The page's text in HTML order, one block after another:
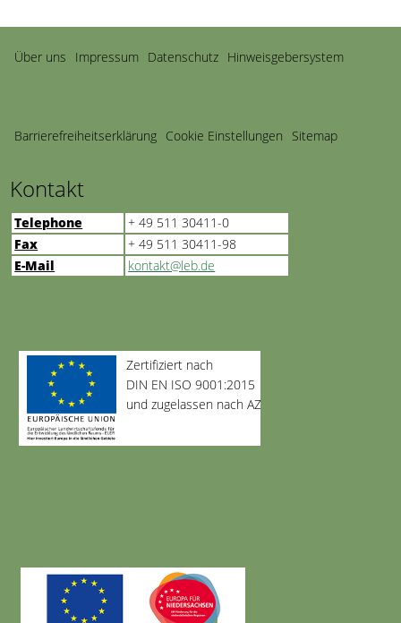
Navigation
überspringen
Über uns Impressum Datenschutz Hinweisgebersystem
Barriere­freiheits­erklärung Cookie Einstellungen Sitemap
Kontakt
Telephone
+ 49 511 30411-0
Fax
+ 49 511 30411-98
E-Mail
kontakt@leb.de
Zertifiziert nach
DIN EN ISO 9001:2015
und zugelassen nach AZAV